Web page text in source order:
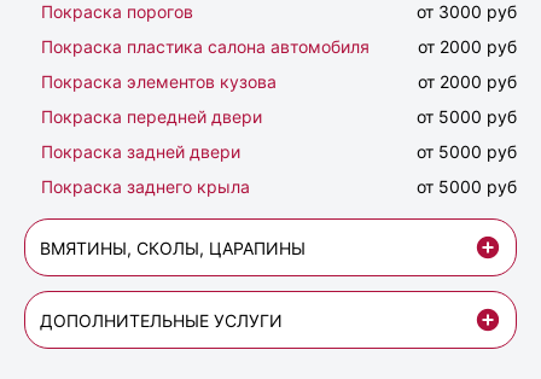
Покраска порогов
от 3000 руб
Покраска пластика салона автомобиля
от 2000 руб
Покраска элементов кузова
от 2000 руб
Покраска передней двери
от 5000 руб
Покраска задней двери
от 5000 руб
Покраска заднего крыла
от 5000 руб
ВМЯТИНЫ, СКОЛЫ, ЦАРАПИНЫ
ДОПОЛНИТЕЛЬНЫЕ УСЛУГИ